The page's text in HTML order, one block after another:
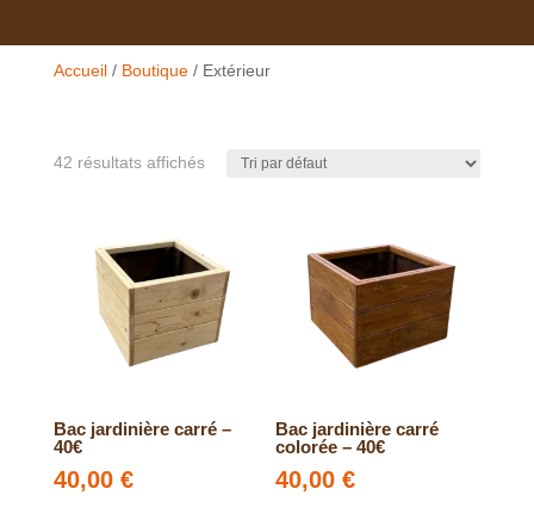
Accueil/ Boutique/ Extérieur
42 résultats affichés
Bac jardinière carré –
40€
40,00 €
Bac jardinière carré
colorée – 40€
40,00€